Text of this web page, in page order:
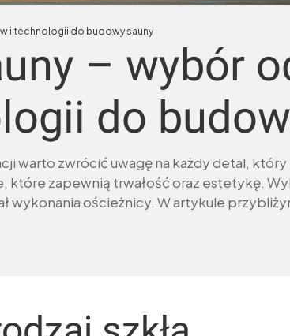
i technologii do budowy sauny
– wybór
do
warto zwrócić uwagę na każdy detal,
zapewnią trwałość oraz estetykę.
wykonania ościeżnicy. W artykule